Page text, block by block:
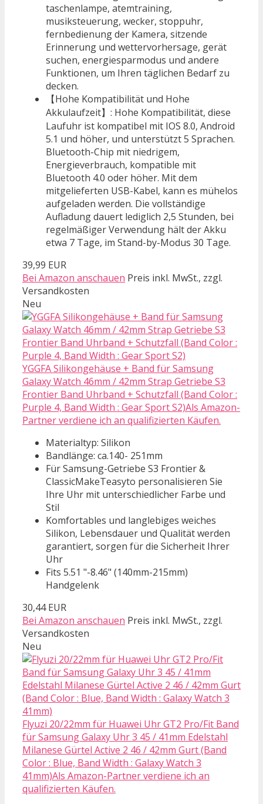
taschenlampe, atemtraining,
musiksteuerung, wecker, stoppuhr,
fernbedienung der Kamera, sitzende
Erinnerung und wettervorhersage, gerät
suchen, energiesparmodus und andere
Funktionen, um Ihren täglichen Bedarf zu
decken.
【Hohe Kompatibilität und Hohe
Akkulaufzeit】: Hohe Kompatibilität, diese
Laufuhr ist kompatibel mit IOS 8.0, Android
5.1 und höher, und unterstützt 5 Sprachen.
Bluetooth-Chip mit niedrigem,
Energieverbrauch, kompatible mit
Bluetooth 4.0 oder höher. Mit dem
mitgelieferten USB-Kabel, kann es mühelos
aufgeladen werden. Die vollständige
Aufladung dauert lediglich 2,5 Stunden, bei
regelmäßiger Verwendung hält der Akku
etwa 7 Tage, im Stand-by-Modus 30 Tage.
39,99 EUR
Bei Amazon anschauen Preis inkl. MwSt., zzgl.
Versandkosten
Neu
YGGFA Silikongehäuse + Band für Samsung
Galaxy Watch 46mm / 42mm Strap Getriebe S3
Frontier Band Uhrband + Schutzfall (Band Color :
Purple 4, Band Width : Gear Sport S2)Als Amazon-
Partner verdiene ich an qualifizierten Käufen.
Materialtyp: Silikon
Bandlänge: ca.140- 251mm
Für Samsung-Getriebe S3 Frontier &
ClassicMakeTeasyto personalisieren Sie
Ihre Uhr mit unterschiedlicher Farbe und
Stil
Komfortables und langlebiges weiches
Silikon, Lebensdauer und Qualität werden
garantiert, sorgen für die Sicherheit Ihrer
Uhr
Fits 5.51 "-8.46" (140mm-215mm)
Handgelenk
30,44 EUR
Bei Amazon anschauen Preis inkl. MwSt., zzgl.
Versandkosten
Neu
Flyuzi 20/22mm für Huawei Uhr GT2 Pro/Fit Band
für Samsung Galaxy Uhr 3 45 / 41mm Edelstahl
Milanese Gürtel Active 2 46 / 42mm Gurt (Band
Color : Blue, Band Width : Galaxy Watch 3
41mm)Als Amazon-Partner verdiene ich an
qualifizierten Käufen.